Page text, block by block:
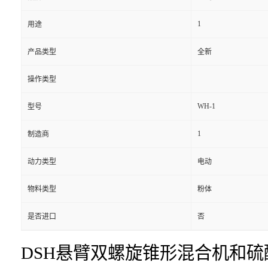
用途 1
产品类型 全新
操作类型
型号 WH-1
制造商 1
动力类型 电动
物料类型 粉体
是否进口 否
DSH悬臂双螺旋锥形混合机和